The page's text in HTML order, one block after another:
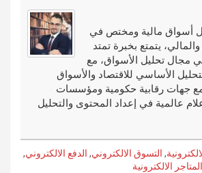
o
k
t
t
er
أسواق مالية ومختص في
يتمتع بخبرة تمتد
16 عامًا في مجال تحليل الأسواق، مع
الأساسي للاقتصاد والأسواق
مع جهات رقابية حكومية ومؤسسات
عالمية في إعداد المحتوى والتحليل
, التسوق الالكتروني, الدفع الالكتروني,
الالكترونية